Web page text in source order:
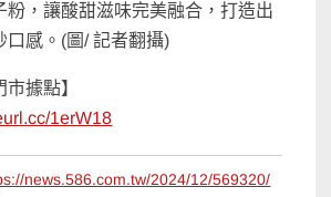
粉，讓酸甜滋味完美融合，打造出
口感。(圖/ 記者翻攝)
市據點】
1erW18
news.586.com.tw/2024/12/569320/